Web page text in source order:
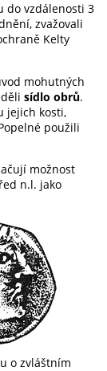
do vzdálenosti 3
zvažovali
Kelty
mohutných
sídlo obrů.
jejich kosti,
použili
možnost
n.l. jako
o zvláštním